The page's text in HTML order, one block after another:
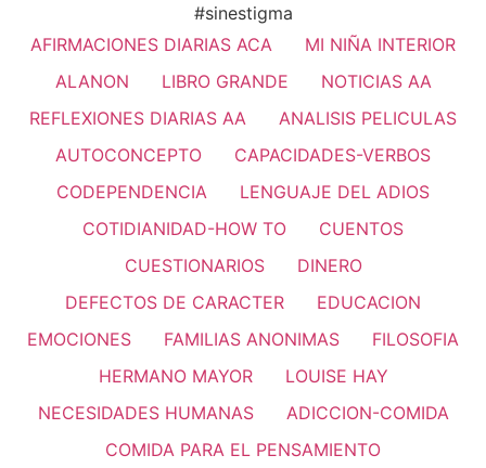
#sinestigma
AFIRMACIONES DIARIAS ACA
MI NIÑA INTERIOR
ALANON
LIBRO GRANDE
NOTICIAS AA
REFLEXIONES DIARIAS AA
ANALISIS PELICULAS
AUTOCONCEPTO
CAPACIDADES-VERBOS
CODEPENDENCIA
LENGUAJE DEL ADIOS
COTIDIANIDAD-HOW TO
CUENTOS
CUESTIONARIOS
DINERO
DEFECTOS DE CARACTER
EDUCACION
EMOCIONES
FAMILIAS ANONIMAS
FILOSOFIA
HERMANO MAYOR
LOUISE HAY
NECESIDADES HUMANAS
ADICCION-COMIDA
COMIDA PARA EL PENSAMIENTO